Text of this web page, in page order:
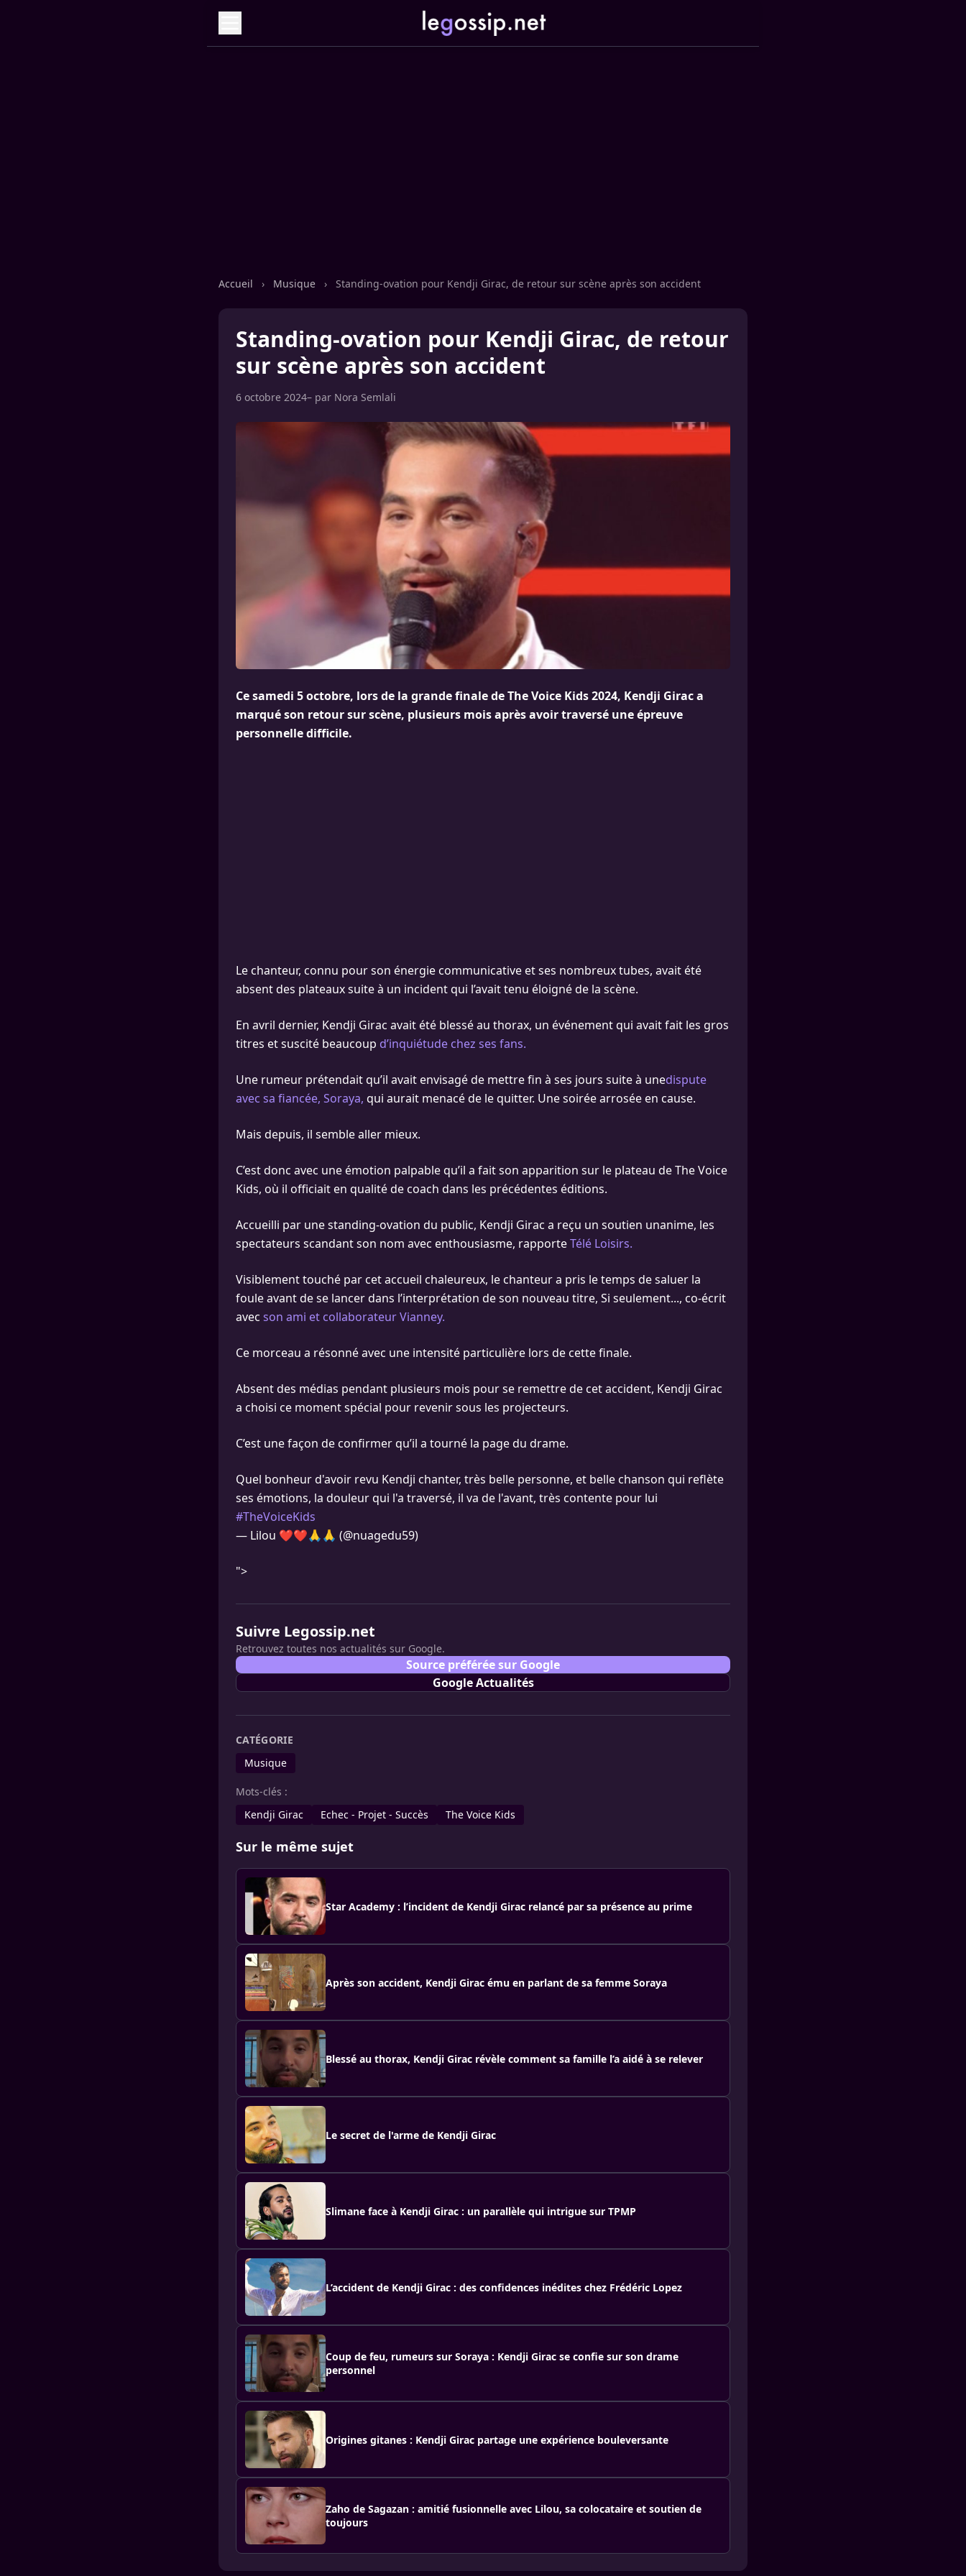
Accueil › Musique › Standing-ovation pour Kendji Girac, de retour sur scène après son accident
Standing-ovation pour Kendji Girac, de retour
sur scène après son accident
6 octobre 2024– par Nora Semlali
Ce samedi 5 octobre, lors de la grande finale de The Voice Kids 2024, Kendji Girac a
marqué son retour sur scène, plusieurs mois après avoir traversé une épreuve
personnelle difficile.
Le chanteur, connu pour son énergie communicative et ses nombreux tubes, avait été
absent des plateaux suite à un incident qui l’avait tenu éloigné de la scène.
En avril dernier, Kendji Girac avait été blessé au thorax, un événement qui avait fait les gros
titres et suscité beaucoup d’inquiétude chez ses fans.
Une rumeur prétendait qu’il avait envisagé de mettre fin à ses jours suite à unedispute
avec sa fiancée, Soraya, qui aurait menacé de le quitter. Une soirée arrosée en cause.
Mais depuis, il semble aller mieux.
C’est donc avec une émotion palpable qu’il a fait son apparition sur le plateau de The Voice
Kids, où il officiait en qualité de coach dans les précédentes éditions.
Accueilli par une standing-ovation du public, Kendji Girac a reçu un soutien unanime, les
spectateurs scandant son nom avec enthousiasme, rapporteTélé Loisirs.
Visiblement touché par cet accueil chaleureux, le chanteur a pris le temps de saluer la
foule avant de se lancer dans l’interprétation de son nouveau titre, Si seulement..., co-écrit
avec son ami et collaborateur Vianney.
Ce morceau a résonné avec une intensité particulière lors de cette finale.
Absent des médias pendant plusieurs mois pour se remettre de cet accident, Kendji Girac
a choisi ce moment spécial pour revenir sous les projecteurs.
C’est une façon de confirmer qu’il a tourné la page du drame.
Quel bonheur d'avoir revu Kendji chanter, très belle personne, et belle chanson qui reflète
ses émotions, la douleur qui l'a traversé, il va de l'avant, très contente pour lui
#TheVoiceKids
— Lilou ❤❤🙏🙏 (@nuagedu59)
">
Suivre Legossip.net
Retrouvez toutes nos actualités sur Google.
Source préférée sur Google
Google Actualités
CATÉGORIE
Musique
Mots-clés :
Kendji Girac
Echec - Projet - Succès The Voice Kids
Sur le même sujet
Star Academy : l’incident de Kendji Girac relancé par sa présence au prime
Après son accident, Kendji Girac ému en parlant de sa femme Soraya
Blessé au thorax, Kendji Girac révèle comment sa famille l’a aidé à se relever
Le secret de l'arme de Kendji Girac
Slimane face à Kendji Girac : un parallèle qui intrigue sur TPMP
L’accident de Kendji Girac : des confidences inédites chez Frédéric Lopez
Coup de feu, rumeurs sur Soraya : Kendji Girac se confie sur son drame
personnel
Origines gitanes : Kendji Girac partage une expérience bouleversante
Zaho de Sagazan : amitié fusionnelle avec Lilou, sa colocataire et soutien de
toujours